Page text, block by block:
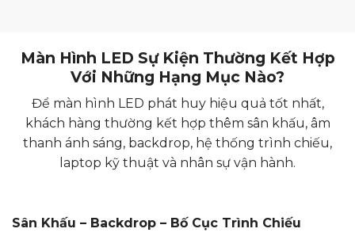
Màn Hình LED Sự Kiện Thường Kết Hợp
Với Những Hạng Mục Nào?
Để màn hình LED phát huy hiệu quả tốt nhất,
khách hàng thường kết hợp thêm sân khấu, âm
thanh ánh sáng, backdrop, hệ thống trình chiếu,
laptop kỹ thuật và nhân sự vận hành.
Sân Khấu – Backdrop – Bố Cục Trình Chiếu